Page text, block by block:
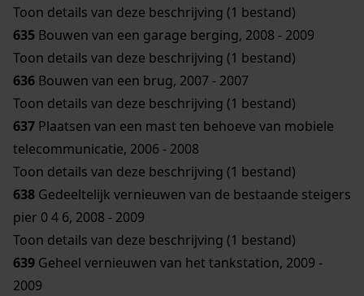
Toon details van deze beschrijving (1 bestand)
635 Bouwen van een garage berging, 2008 - 2009
Toon details van deze beschrijving (1 bestand)
636 Bouwen van een brug, 2007 - 2007
Toon details van deze beschrijving (1 bestand)
637 Plaatsen van een mast ten behoeve van mobiele
telecommunicatie, 2006 - 2008
Toon details van deze beschrijving (1 bestand)
638 Gedeeltelijk vernieuwen van de bestaande steigers
pier 0 4 6, 2008 - 2009
Toon details van deze beschrijving (1 bestand)
639 Geheel vernieuwen van het tankstation, 2009 -
2009